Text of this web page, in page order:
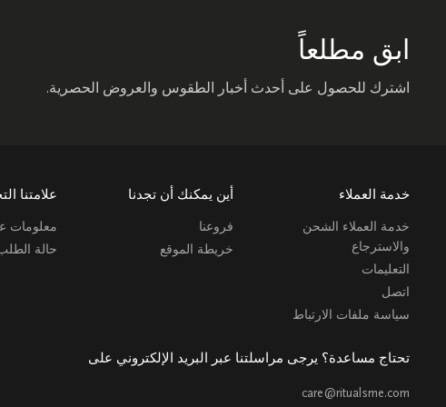
ابق مطلعاً
اشترك للحصول على أحدث أخبار الطقوس والعروض الحصرية.
خدمة العملاء
خدمة العملاء الشحن
والاسترجاع
التعليمات
اتصل
سياسة ملفات الارتباط
أين يمكنك أن تجدنا
فروعنا
خريطة الموقع
علامتنا
معلومات
حالة
تحتاج مساعدة؟ يرجى مراسلتنا عبر البريد الإلكتروني على
care@ritualsme.com